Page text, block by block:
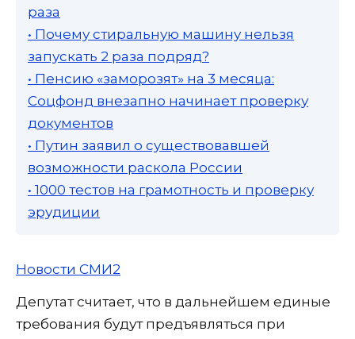
раза
• Почему стиральную машину нельзя
запускать 2 раза подряд?
• Пенсию «заморозят» на 3 месяца:
Соцфонд внезапно начинает проверку
документов
• Путин заявил о существовавшей
возможности раскола России
• 1000 тестов на грамотность и проверку
эрудиции
Новости СМИ2
Депутат считает, что в дальнейшем единые
требования будут предъявляться при